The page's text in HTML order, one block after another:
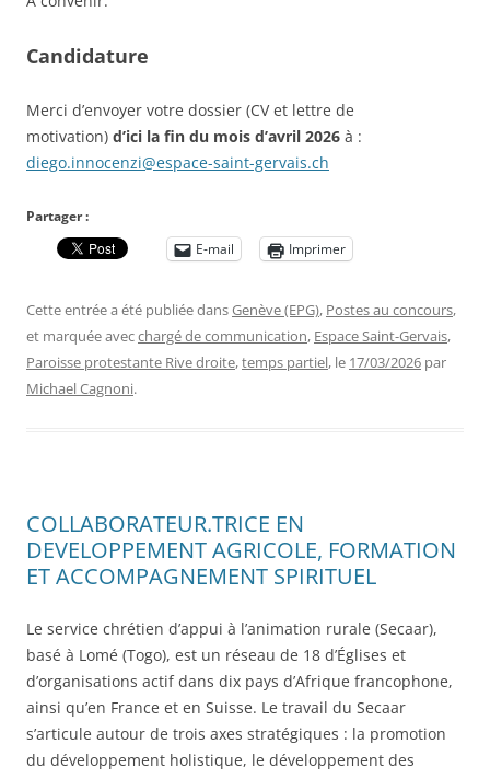
Candidature
Merci d’envoyer votre dossier (CV et lettre de
motivation) d’ici la fin du mois d’avril 2026 à :
diego.innocenzi@espace-saint-gervais.ch
Partager :
E-mail
Imprimer
Cette entrée a été publiée dansGenève (EPG), Postes au concours,
et marquée avecchargé de communication, Espace Saint-Gervais,
Paroisse protestante Rive droite,temps partiel, le 17/03/2026 par
Michael Cagnoni.
COLLABORATEUR.TRICE EN
DEVELOPPEMENT AGRICOLE, FORMATION
ET ACCOMPAGNEMENT SPIRITUEL
Le service chrétien d’appui à l’animation rurale (Secaar),
basé à Lomé (Togo), est un réseau de 18 d’Églises et
d’organisations actif dans dix pays d’Afrique francophone,
ainsi qu’en France et en Suisse. Le travail du Secaar
s’articule autour de trois axes stratégiques : la promotion
du développement holistique, le développement des